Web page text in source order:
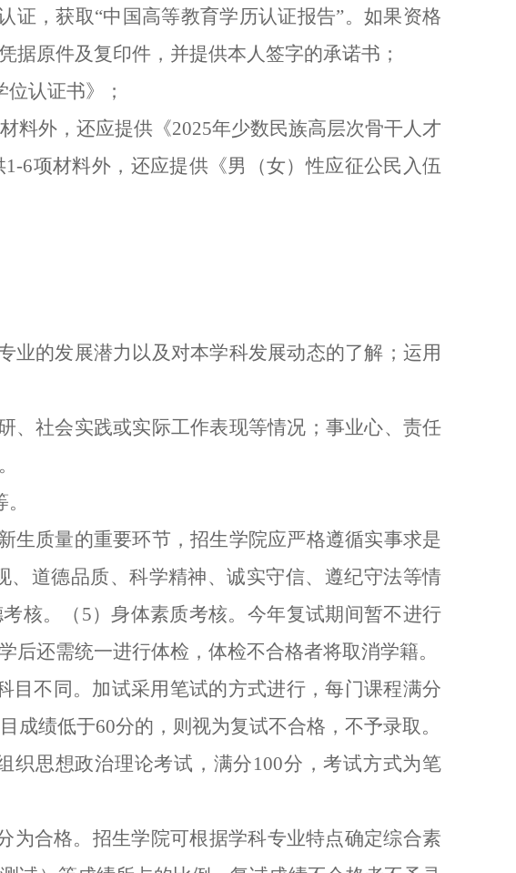
证，获取“中国高等教育学历认证报告”。如果资格
据原件及复印件，并提供本人签字的承诺书 ；
认证书》
；
料外，还应提供《2025年少数民族高层次骨干人才
6项材料外，还应提供《男（女）性应征公民入伍
业的发展潜力以及对本学科发展动态的了解；运用
、社会实践或实际工作表现等情况；事业心、责任
生质量的重要环节，招生学院应严格遵循实事求是
道德品质、科学精神、诚实守信、遵纪守法等情
核。（5）身体素质考核。今年复试期间暂不进行
还需统一进行体检，体检不合格者将取消学籍。
目不同。加试采用笔试的方式进行，每门课程满分
绩低于60分的，则视为复试不合格，不予录取。
织思想政治理论考试，满分100分，考试方式为笔
为合格。招生学院可根据学科专业特点确定综合素